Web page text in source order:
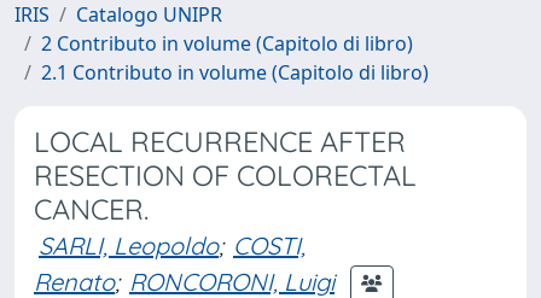
IRIS
Catalogo UNIPR
2 Contributo in volume (Capitolo di libro)
2.1 Contributo in volume (Capitolo di libro)
LOCAL RECURRENCE AFTER
RESECTION OF COLORECTAL
CANCER.
SARLI, Leopoldo; COSTI,
Renato; RONCORONI, Luigi